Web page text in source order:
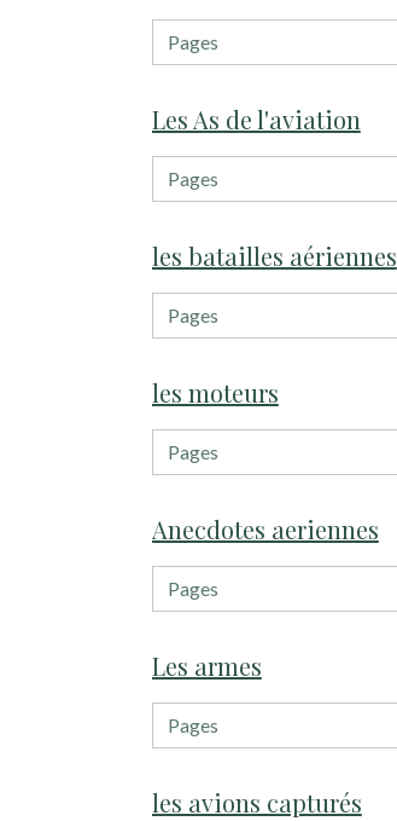
Les As de l'aviation
les batailles aériennes
les moteurs
Anecdotes aeriennes
Les armes
les avions capturés